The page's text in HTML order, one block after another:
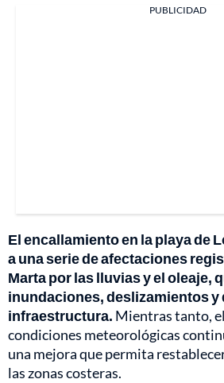
PUBLICIDAD
El encallamiento en la playa de
a una serie de afectaciones
Marta por las lluvias y el oleaje,
inundaciones, deslizamientos y
infraestructura. Mientras tanto,
condiciones meteorológicas
una mejora que permita
las zonas costeras.